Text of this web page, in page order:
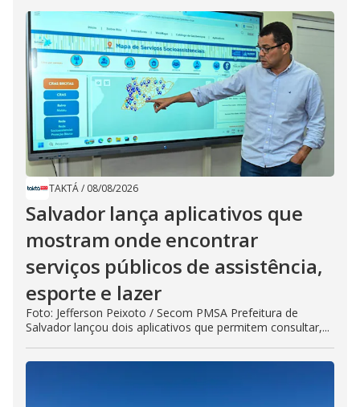
TAKTÁ/ 08/08/2026
Salvador lança aplicativos que
mostram onde encontrar
serviços públicos de assistência,
esporte e lazer
Foto: Jefferson Peixoto / Secom PMSA Prefeitura de
Salvador lançou dois aplicativos que permitem consultar,...